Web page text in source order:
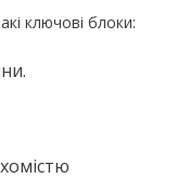
ключові блоки: